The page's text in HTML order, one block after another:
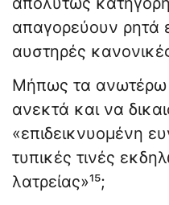
απαγορεύουν ρητά
αυστηρές
Μήπως τα ανωτέρω
ανεκτά και να
«επιδεικνυομένη
τυπικές τινές
λατρείας»¹⁵;